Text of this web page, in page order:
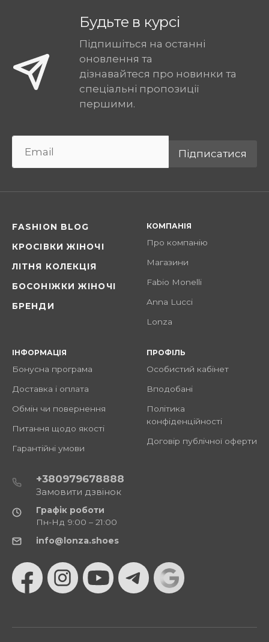
Будьте в курсі
Підпишіться на останні
оновлення та
дізнавайтеся про новинки та
спеціальні пропозиції
першими.
Підписатися
FASHION BLOG
КРОСІВКИ ЖІНОЧІ
ЛІТНЯ КОЛЕКЦІЯ
БОСОНІЖКИ ЖІНОЧІ
БРЕНДИ
КОМПАНІЯ
Про компанію
Магазини
Fabio Monelli
Anna Lucci
Lonza
ІНФОРМАЦІЯ
Бонусна програма
Доставка і оплата
Обмін чи повернення
Питання щодо якості
Гарантійні умови
ПРОФІЛЬ
Особистий кабінет
Вподобані
Політика
конфіденційності
Договір публічної оферти
+380979678888
Замовити дзвінок
Графік роботи
Пн-Нд 9:00 – 21:00
info@lonza.shoes